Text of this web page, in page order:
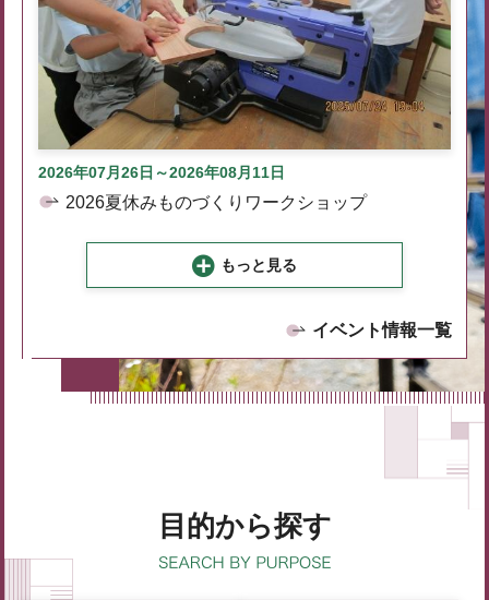
2026年07月26日～2026年08月11日
2026夏休みものづくりワークショップ
もっと見る
イベント情報一覧
目的から探す